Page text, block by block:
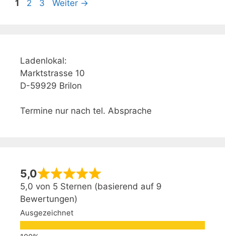
Seite
1 Seite
2 Seite
3 Weiter →
Ladenlokal:
Marktstrasse 10
D-59929 Brilon
Termine nur nach tel. Absprache
5,0
5,0 von 5 Sternen (basierend auf 9
Bewertungen)
Ausgezeichnet